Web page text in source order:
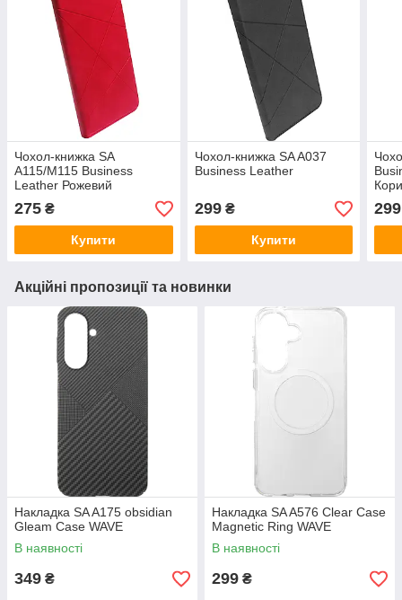
Чохол-книжка SA
A115/M115 Business
Leather Рожевий
275 ₴
Купити
Чохол-книжка SA A037
Business Leather
299₴
Купити
299
Акційні пропозиції та новинки
Накладка SA A175 obsidian
Gleam Case WAVE
В наявності
349 ₴
Накладка SA A576 Clear Case
Magnetic Ring WAVE
В наявності
299 ₴